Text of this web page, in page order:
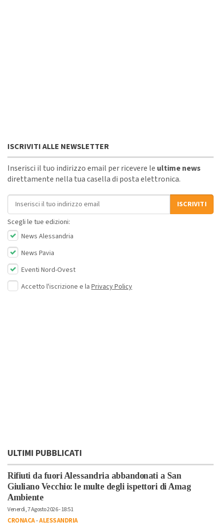
ISCRIVITI ALLE NEWSLETTER
Inserisci il tuo indirizzo email per ricevere le ultime news
direttamente nella tua casella di posta elettronica.
Indirizzo email
ISCRIVITI
Scegli le tue edizioni:
News Alessandria
News Pavia
Eventi Nord-Ovest
Accetto l'iscrizione e la Privacy Policy
ULTIMI PUBBLICATI
Rifiuti da fuori Alessandria abbandonati a San
Giuliano Vecchio: le multe degli ispettori di Amag
Ambiente
Venerdì, 7 Agosto 2026 - 18:51
CRONACA-ALESSANDRIA